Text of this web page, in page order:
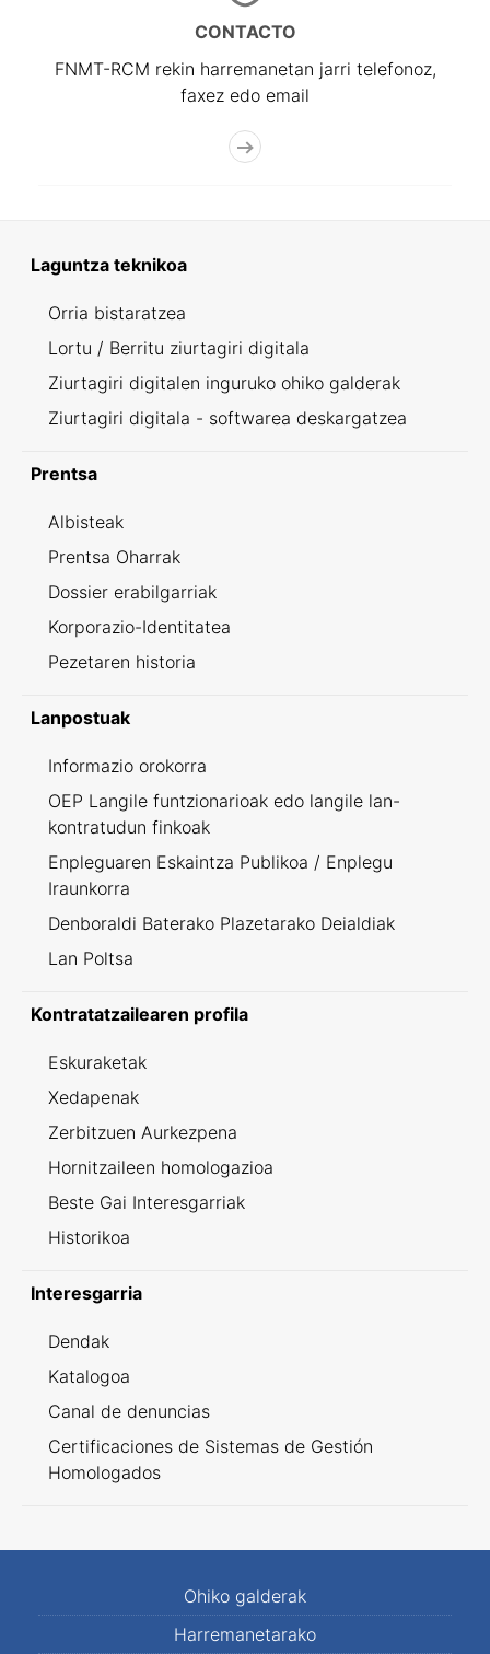
CONTACTO
FNMT-RCM rekin harremanetan jarri telefonoz,
faxez edo email
Laguntza teknikoa
Orria bistaratzea
Lortu / Berritu ziurtagiri digitala
Ziurtagiri digitalen inguruko ohiko galderak
Ziurtagiri digitala - softwarea deskargatzea
Prentsa
Albisteak
Prentsa Oharrak
Dossier erabilgarriak
Korporazio-Identitatea
Pezetaren historia
Lanpostuak
Informazio orokorra
OEP Langile funtzionarioak edo langile lan-
kontratudun finkoak
Enpleguaren Eskaintza Publikoa / Enplegu
Iraunkorra
Denboraldi Baterako Plazetarako Deialdiak
Lan Poltsa
Kontratatzailearen profila
Eskuraketak
Xedapenak
Zerbitzuen Aurkezpena
Hornitzaileen homologazioa
Beste Gai Interesgarriak
Historikoa
Interesgarria
Dendak
Katalogoa
Canal de denuncias
Certificaciones de Sistemas de Gestión
Homologados
Ohiko galderak
Harremanetarako